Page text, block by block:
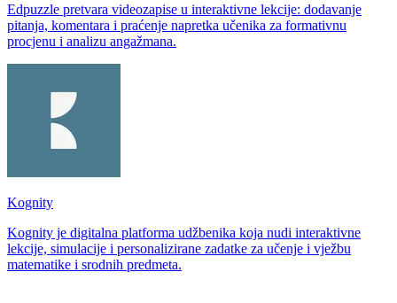
Edpuzzle pretvara videozapise u interaktivne lekcije: dodavanje
pitanja, komentara i praćenje napretka učenika za formativnu
procjenu i analizu angažmana.
Kognity
Kognity je digitalna platforma udžbenika koja nudi interaktivne
lekcije, simulacije i personalizirane zadatke za učenje i vježbu
matematike i srodnih predmeta.